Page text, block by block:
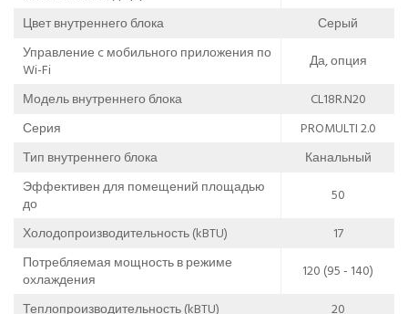
Цвет внутреннего блока
Серый
Управление c мобильного приложения по
Wi-Fi
Да, опция
Модель внутреннего блока
CL18R.N20
Серия
PROMULTI 2.0
Тип внутреннего блока
Канальный
Эффективен для помещений площадью
до
50
Холодопроизводительность (kBTU)
17
Потребляемая мощность в режиме
охлаждения
120 (95 - 140)
Теплопроизводительность (kBTU)
20